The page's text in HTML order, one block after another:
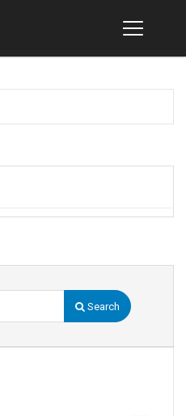
Search